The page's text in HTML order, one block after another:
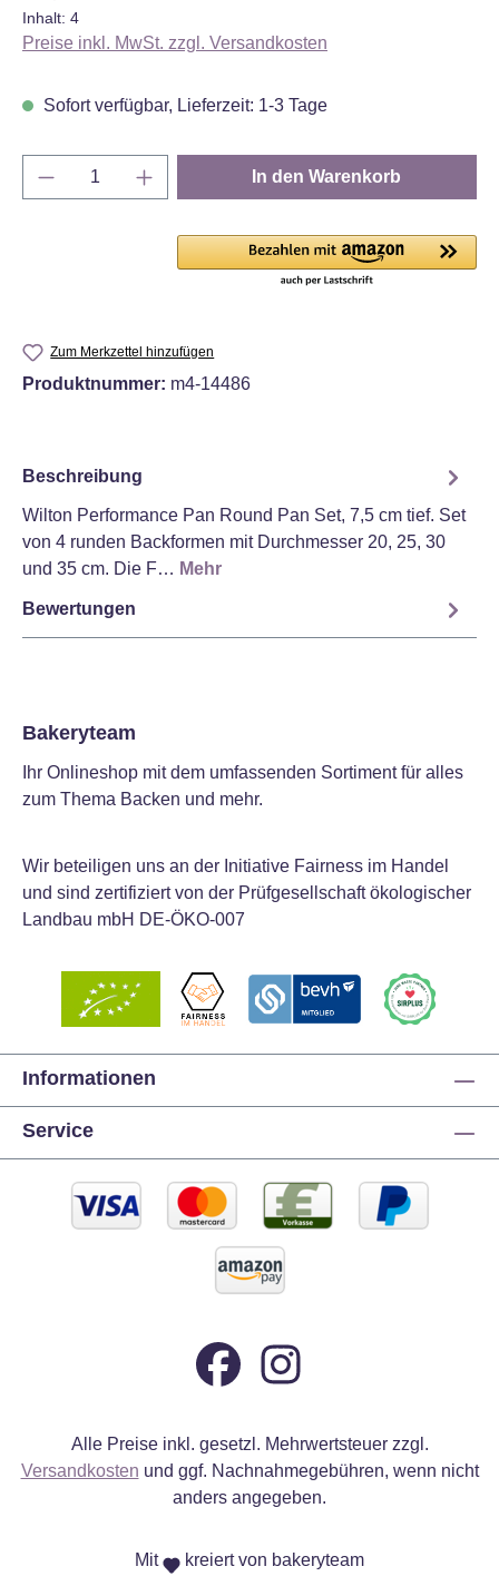
Inhalt: 4
Preise inkl. MwSt. zzgl. Versandkosten
Sofort verfügbar, Lieferzeit: 1-3 Tage
Produkt Anzahl: Gib den gewünschten
In den Warenkorb
Zum Merkzettel hinzufügen
Produktnummer: m4-14486
Beschreibung
Wilton Performance Pan Round Pan Set, 7,5 cm tief. Set
von 4 runden Backformen mit Durchmesser 20, 25, 30
und 35 cm. Die F… Mehr
Bewertungen
Bakeryteam
Ihr Onlineshop mit dem umfassenden Sortiment für alles
zum Thema Backen und mehr.
Wir beteiligen uns an der Initiative Fairness im Handel
und sind zertifiziert von der Prüfgesellschaft ökologischer
Landbau mbH DE-ÖKO-007
Informationen
Service
Alle Preise inkl. gesetzl. Mehrwertsteuer zzgl.
Versandkosten und ggf. Nachnahmegebühren, wenn nicht
anders angegeben.
Mit kreiert von bakeryteam